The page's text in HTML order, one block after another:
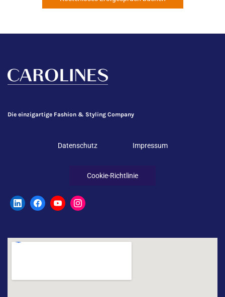
Die einzigartige Fashion & Styling Company
Datenschutz Impressum
Cookie-Richtlinie